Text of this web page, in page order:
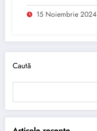
15 Noiembrie 2024
Caută